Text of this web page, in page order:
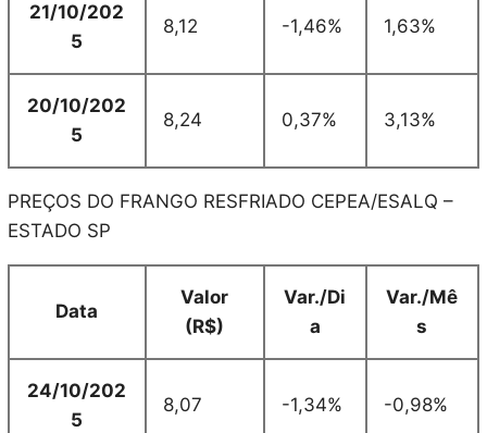
21/10/202
5
8,12 -1,46% 1,63%
20/10/202
5
8,24 0,37% 3,13%
PREÇOS DO FRANGO RESFRIADO CEPEA/ESALQ –
ESTADO SP
Data
Valor
(R$)
Var./Di
a
Var./Mê
s
24/10/202
5
8,07 -1,34% -0,98%